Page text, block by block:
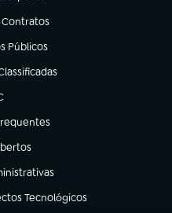
aba)
Públicos
aba)
aba)
em nova aba)
aba)
aba)
aba)
Tecnológicos